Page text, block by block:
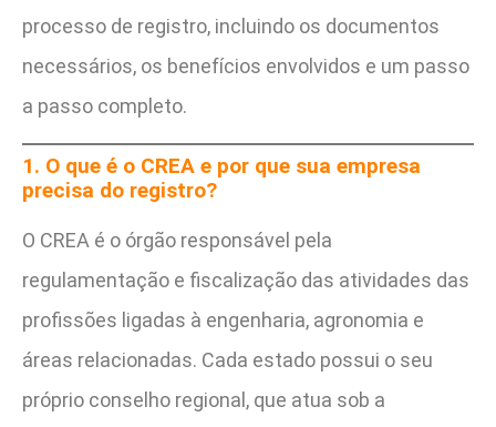
processo de registro, incluindo os documentos
necessários, os benefícios envolvidos e um passo
a passo completo.
1. O que é o CREA e por que sua empresa
precisa do registro?
O CREA é o órgão responsável pela
regulamentação e fiscalização das atividades das
profissões ligadas à engenharia, agronomia e
áreas relacionadas. Cada estado possui o seu
próprio conselho regional, que atua sob a